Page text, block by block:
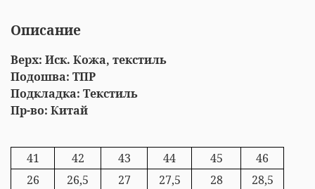
Описание
Верх: Иск. Кожа, текстиль
Подошва: ТПР
Подкладка: Текстиль
Пр-во: Китай
41 42 43 44 45
46
26
26,5 27 27,5 28 28,5